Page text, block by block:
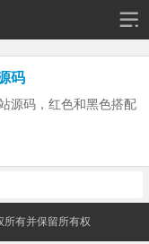
码
源码，红色和黑色搭配
所有并保留所有权